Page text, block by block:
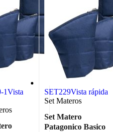
1Vista
SET229Vista rápida
Set Materos
Set Matero
Patagonico Basico